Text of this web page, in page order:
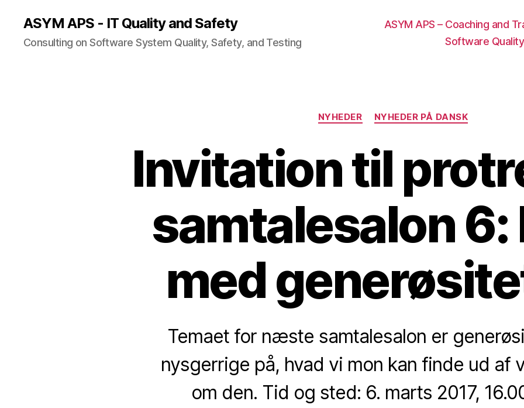
ASYM APS - IT Quality and Safety
Consulting on Software System Quality, Safety, and Testing
ASYM APS – Coaching and
Software
Categories
NYHEDER NYHEDER PÅ DANSK
Invitation til
samtalesalon 6:
med
Temaet for næste samtalesalon er
nysgerrige på, hvad vi mon kan finde ud af
om den. Tid og sted: 6. marts 2017,